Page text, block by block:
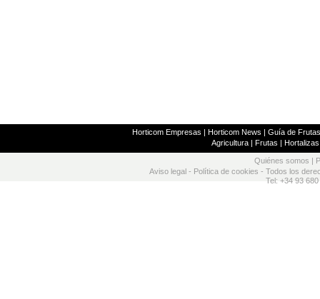
Horticom Empresas | Horticom News | Guía de
Agricultura| Frutas | Hortalizas
Quiénes somos
Aviso legal - Política de cookies - Todos los
Tel: +34 93